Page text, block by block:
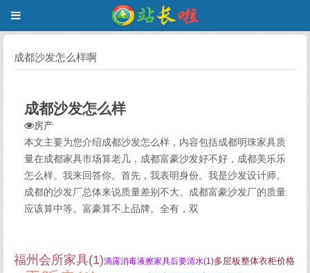
成都沙发怎么样啊
成都沙发怎么样
房产
本文主要为您介绍成都沙发怎么样，内容包括成都明珠家具质
量在成都家具市场算老几，成都富豪沙发好不好，成都美乐乐
怎么样。我来回答你。首先，我表明身份。我是沙发设计师。
成都的沙发厂总体来说质量差别不大。成都富豪沙发厂的质量
应该算中等。富豪算不上品牌。全有，双
福州会所家具(1)滴露消毒液擦家具后要清水(1)多层板整体衣柜价格